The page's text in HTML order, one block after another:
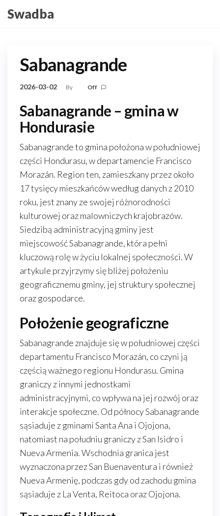
toSwadba
Sabanagrande
2026-03-02 By Off
Sabanagrande – gmina w
Hondurasie
Sabanagrande to gmina położona w południowej
części Hondurasu, w departamencie Francisco
Morazán. Region ten, zamieszkany przez około
17 tysięcy mieszkańców według danych z 2010
roku, jest znany ze swojej różnorodności
kulturowej oraz malowniczych krajobrazów.
Siedzibą administracyjną gminy jest
miejscowość Sabanagrande, która pełni
kluczową rolę w życiu lokalnej społeczności. W
artykule przyjrzymy się bliżej położeniu
geograficznemu gminy, jej struktury społecznej
oraz gospodarce.
Położenie geograficzne
Sabanagrande znajduje się w południowej części
departamentu Francisco Morazán, co czyni ją
częścią ważnego regionu Hondurasu. Gmina
graniczy z innymi jednostkami
administracyjnymi, co wpływa na jej rozwój oraz
interakcje społeczne. Od północy Sabanagrande
sąsiaduje z gminami Santa Ana i Ojojona,
natomiast na południu graniczy z San Isidro i
Nueva Armenia. Wschodnia granica jest
wyznaczona przez San Buenaventura i również
Nueva Armenię, podczas gdy od zachodu gmina
sąsiaduje z La Venta, Reitoca oraz Ojojona.